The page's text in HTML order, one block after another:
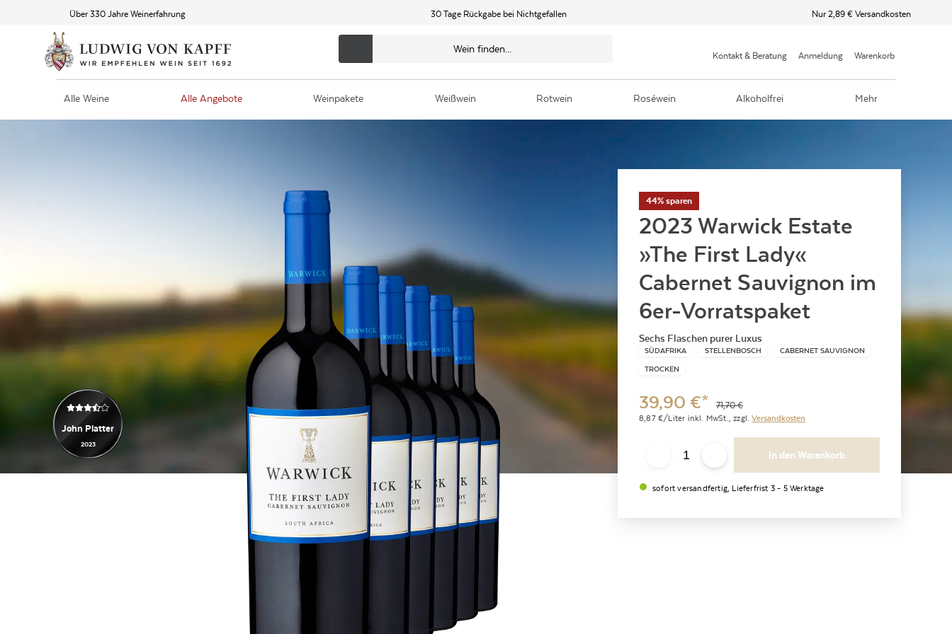
Über 330 Jahre Weinerfahrung 30 Tage Rückgabe bei Nichtgefallen Nur 2,89 € Versandkosten
Kontakt & Beratung Anmeldung Warenkorb
Alle Weine Alle Angebote Weinpakete Weißwein Rotwein Roséwein Alkoholfrei Mehr
John Platter
2023
44% sparen
2023 Warwick Estate
»The First Lady«
Cabernet Sauvignon im
6er-Vorratspaket
Sechs Flaschen purer Luxus
SÜDAFRIKA STELLENBOSCH
CABERNET SAUVIGNON
TROCKEN
39,90 €* 71,70€
8,87 €/Liter inkl. MwSt., zzgl.Versandkosten
In den Warenkorb
sofort versandfertig, Lieferfrist 3 - 5 Werktage